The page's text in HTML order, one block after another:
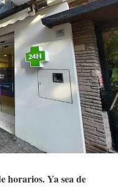
horarios. Ya sea de